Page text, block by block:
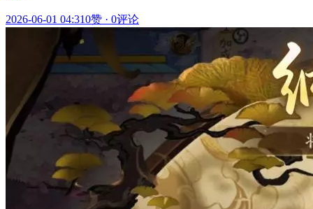
2026-06-01 04:310赞 · 0评论